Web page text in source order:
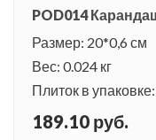
POD014
Размер: 20*0,6 см
Вес: 0.024 кг
Плиток в
189.10 руб.